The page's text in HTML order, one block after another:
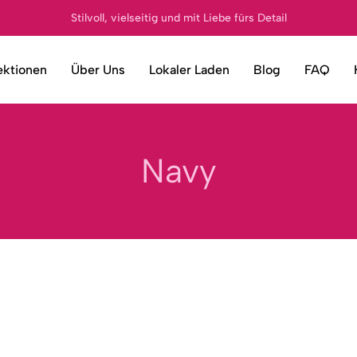
Stilvoll, vielseitig und mit Liebe fürs Detail
Über Uns Lokaler Laden Blog FAQ
Navy